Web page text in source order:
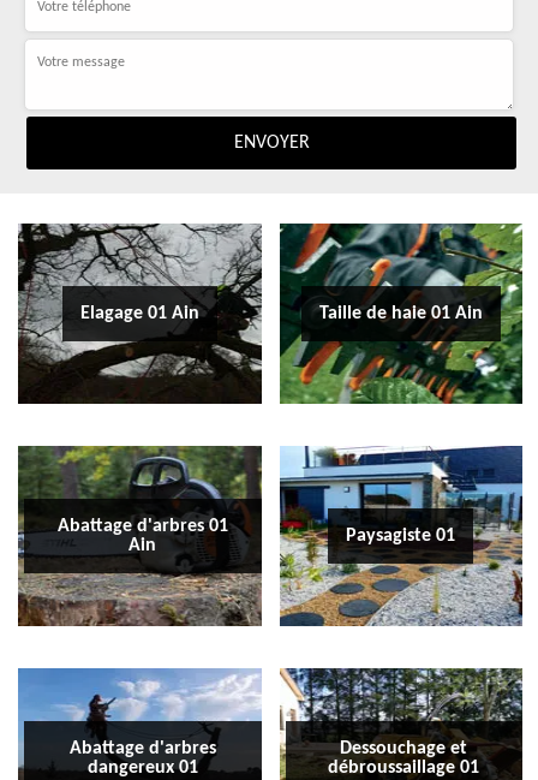
Elagage 01 Ain Taille de haie 01 Ain
Abattage d'arbres 01
Ain
Paysagiste 01
Abattage d'arbres
dangereux 01
Dessouchage et
débroussaillage 01